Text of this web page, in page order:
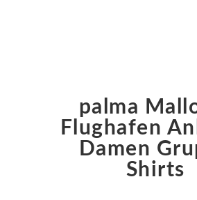
palma
Flughafen
Damen
Shirts